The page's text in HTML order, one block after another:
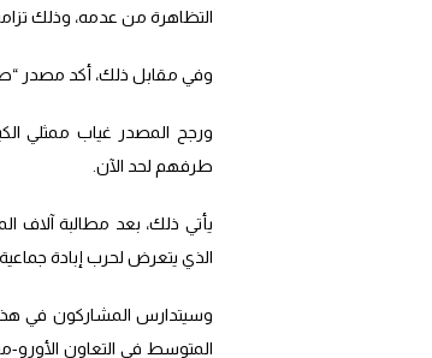
التظاهرة من عدمه، وذلك
وفي مقابل ذلك، أكد مصدر
ورجح المصدر غياب ممثلي
طرفهم لحد الآن.
يأتي ذلك، بعد مطالبة آلاف
الذي يتعرض لحرب إبادة جماعية
وسيتدارس المشاركون في هذه
المتوسط في التعاون